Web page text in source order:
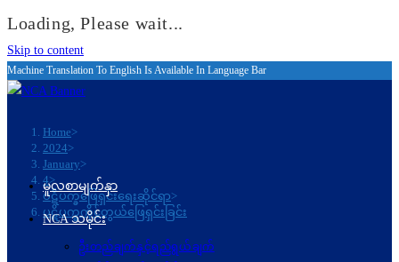
Loading, Please wait...
Skip to content
Machine Translation To English Is Available In Language Bar
Home>
2024>
January>
4>
ပဋိပက္ခ‌ဖြေရှင်းရေးဆိုင်ရာ>
ပဋိပက္ခကိုင်တွယ်ဖြေရှင်းခြင်း
မူလစာမျက်နှာ
NCA သမိုင်း
ဦးတည်ချက်နှင့်ရည်ရွယ်ချက်